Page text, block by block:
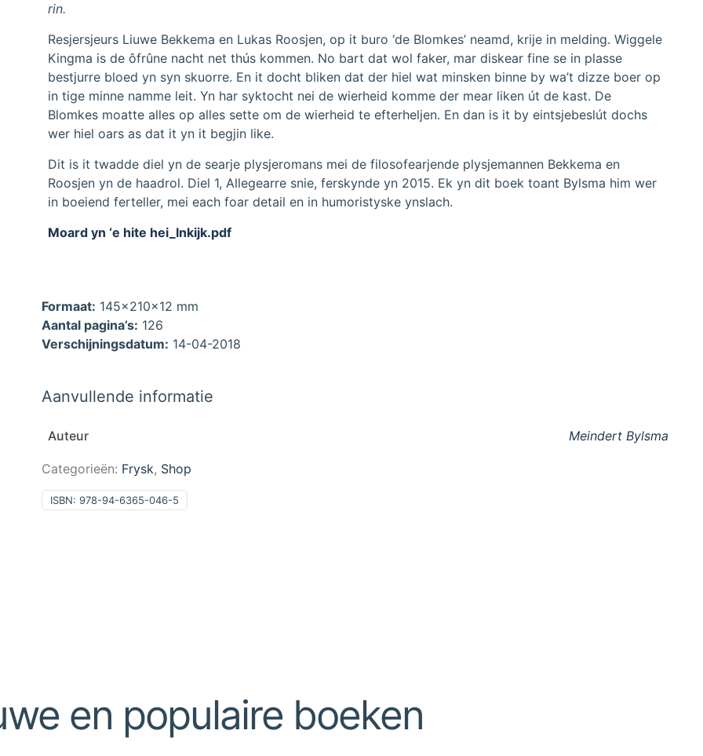
rin.
Resjersjeurs Liuwe Bekkema en Lukas Roosjen, op it buro ‘de Blomkes’ neamd, krije in melding. Wiggele
Kingma is de ôfrûne nacht net thús kommen. No bart dat wol faker, mar diskear fine se in plasse
bestjurre bloed yn syn skuorre. En it docht bliken dat der hiel wat minsken binne by wa’t dizze boer op
in tige minne namme leit. Yn har syktocht nei de wierheid komme der mear liken út de kast. De
Blomkes moatte alles op alles sette om de wierheid te efterheljen. En dan is it by eintsjebeslút dochs
wer hiel oars as dat it yn it begjin like.
Dit is it twadde diel yn de searje plysjeromans mei de filosofearjende plysjemannen Bekkema en
Roosjen yn de haadrol. Diel 1, Allegearre snie, ferskynde yn 2015. Ek yn dit boek toant Bylsma him wer
in boeiend ferteller, mei each foar detail en in humoristyske ynslach.
Moard yn ‘e hite hei_Inkijk.pdf
Formaat: 145x210x12 mm
Aantal pagina’s: 126
Verschijningsdatum: 14-04-2018
Aanvullende informatie
Auteur Meindert Bylsma
Categorieën: Frysk, Shop
ISBN: 978-94-6365-046-5
en populaire boeken